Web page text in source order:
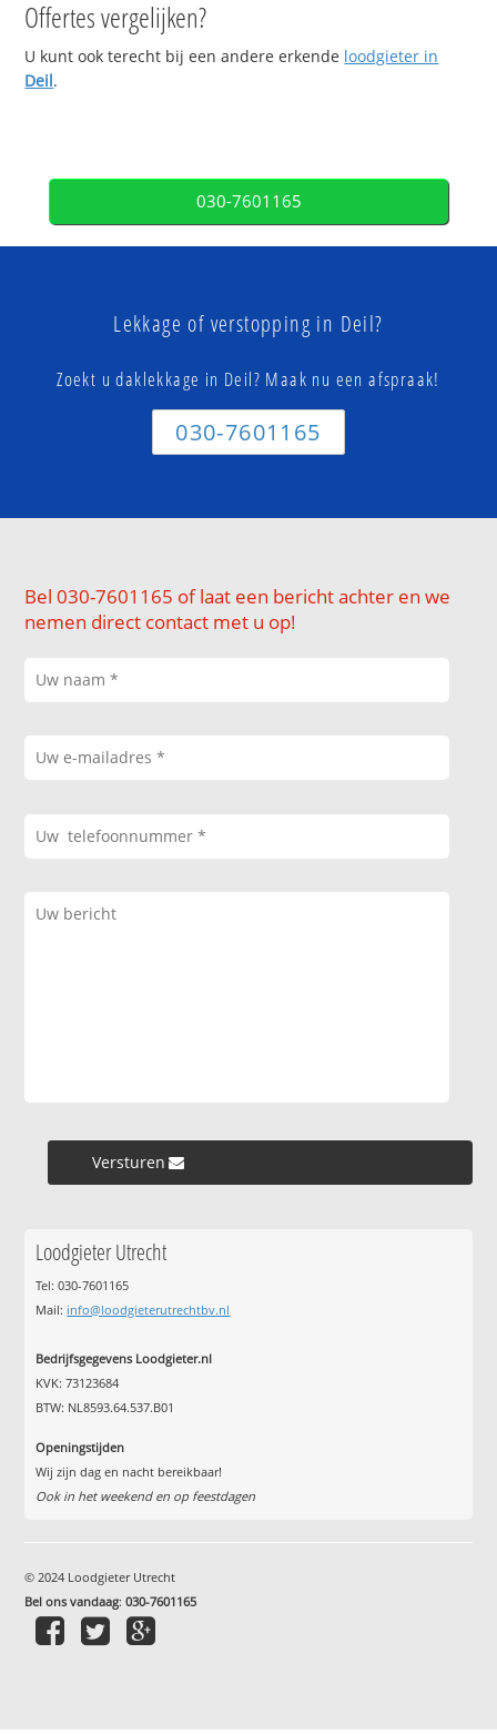
Offertes vergelijken?
U kunt ook terecht bij een andere erkende loodgieter in
Deil.
030-7601165
Lekkage of verstopping in Deil?
Zoekt u daklekkage in Deil? Maak nu een afspraak!
030-7601165
Bel 030-7601165 of laat een bericht achter en we
nemen direct contact met u op!
Versturen »
Loodgieter Utrecht
Tel: 030-7601165
Mail: info@loodgieterutrechtbv.nl
Bedrijfsgegevens Loodgieter.nl
KVK: 73123684
BTW: NL8593.64.537.B01
Openingstijden
Wij zijn dag en nacht bereikbaar!
Ook in het weekend en op feestdagen
© 2024 Loodgieter Utrecht
Bel ons vandaag:030-7601165